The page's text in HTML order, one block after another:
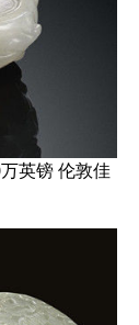
英镑 伦敦佳